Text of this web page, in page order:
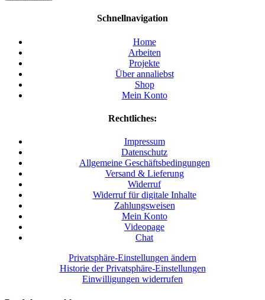
Schnellnavigation
Home
Arbeiten
Projekte
Über annaliebst
Shop
Mein Konto
Rechtliches:
Impressum
Datenschutz
Allgemeine Geschäftsbedingungen
Versand & Lieferung
Widerruf
Widerruf für digitale Inhalte
Zahlungsweisen
Mein Konto
Videopage
Chat
Privatsphäre-Einstellungen ändern
Historie der Privatsphäre-Einstellungen
Einwilligungen widerrufen